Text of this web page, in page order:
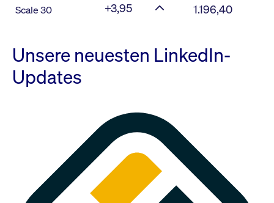
Scale 30 +3,95 1.196,40
Unsere neuesten LinkedIn-
Updates